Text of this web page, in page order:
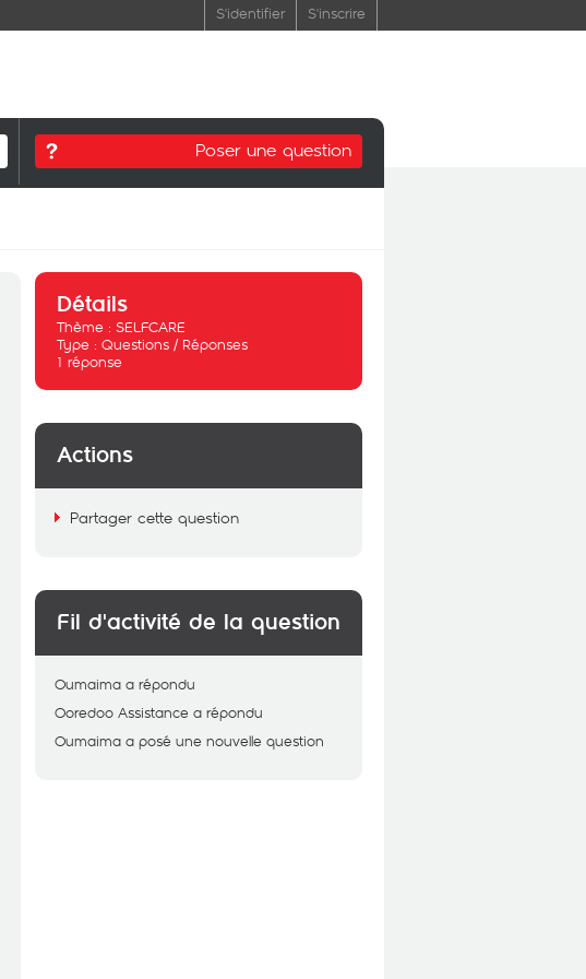
S'identifier S'inscrire
Poser une question
Détails
Thème : SELFCARE
Type : Questions / Réponses
1 réponse
Actions
Partager cette question
Fil d'activité de la question
Oumaima a répondu
Ooredoo Assistance a répondu
Oumaima a posé une nouvelle question